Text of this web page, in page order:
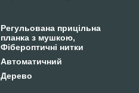
Регульована прицільна
планка з мушкою,
Фібероптичні нитки
Автоматичний
Дерево